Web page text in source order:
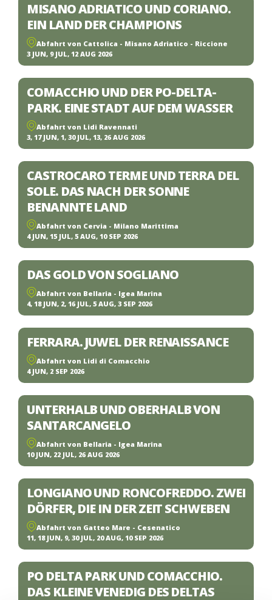
MISANO ADRIATICO UND CORIANO.
EIN LAND DER CHAMPIONS
Abfahrt von Cattolica - Misano Adriatico - Riccione
3 JUN, 9 JUL, 12 AUG 2026
COMACCHIO UND DER PO-DELTA-
PARK. EINE STADT AUF DEM WASSER
Abfahrt von Lidi Ravennati
3, 17 JUN, 1, 30 JUL, 13, 26 AUG 2026
CASTROCARO TERME UND TERRA DEL
SOLE. DAS NACH DER SONNE
BENANNTE LAND
Abfahrt von Cervia - Milano Marittima
4 JUN, 15 JUL, 5 AUG, 10 SEP 2026
DAS GOLD VON SOGLIANO
Abfahrt von Bellaria - Igea Marina
4, 18 JUN, 2, 16 JUL, 5 AUG, 3 SEP 2026
FERRARA. JUWEL DER RENAISSANCE
Abfahrt von Lidi di Comacchio
4 JUN, 2 SEP 2026
UNTERHALB UND OBERHALB VON
SANTARCANGELO
Abfahrt von Bellaria - Igea Marina
10 JUN, 22 JUL, 26 AUG 2026
LONGIANO UND RONCOFREDDO. ZWEI
DÖRFER, DIE IN DER ZEIT SCHWEBEN
Abfahrt von Gatteo Mare - Cesenatico
11, 18 JUN, 9, 30 JUL, 20 AUG, 10 SEP 2026
PO DELTA PARK UND COMACCHIO.
DAS KLEINE VENEDIG DES DELTAS